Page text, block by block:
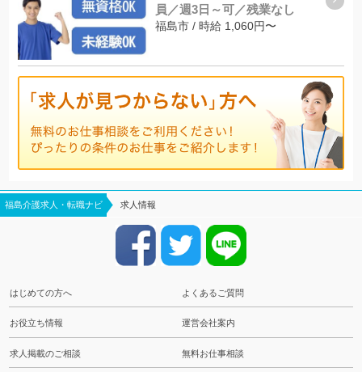
員／週3日～可／残業なし
福島市 / 時給 1,060円〜
福島介護求人・転職ナビ 求人情報
はじめての方へ よくあるご質問
お役立ち情報 運営会社案内
求人掲載のご相談 無料お仕事相談